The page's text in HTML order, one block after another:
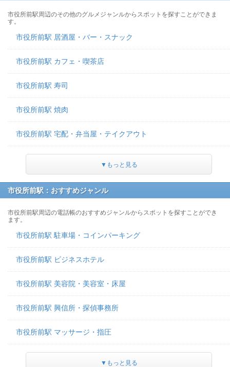
市役所前駅周辺のその他のグルメジャンルからスポットを探すことができま
す。
市役所前駅 居酒屋・バー・スナック
市役所前駅 カフェ・喫茶店
市役所前駅 寿司
市役所前駅 焼肉
市役所前駅 宅配・弁当屋・テイクアウト
▼もっと見る
市役所前駅：おすすめジャンル
市役所前駅周辺の電話帳のおすすめジャンルからスポットを探すことができ
ます。
市役所前駅 駐車場・コインパーキング
市役所前駅 ビジネスホテル
市役所前駅 美容院・美容室・床屋
市役所前駅 興信所・探偵事務所
市役所前駅 マッサージ・指圧
▼もっと見る